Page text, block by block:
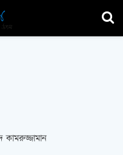
কামরুজ্জামান